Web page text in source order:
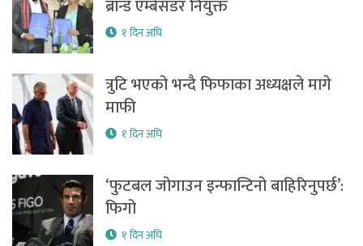
ब्रान्ड एम्बेसडर नियुक्त
१ दिन अघि
त्रुटि भएको भन्दै फिफाका अध्यक्षले मागे
माफी
१ दिन अघि
‘फुटबल जोगाउन इन्फान्टिनो बाहिरिनुपर्छ’:
फिगो
१ दिन अघि